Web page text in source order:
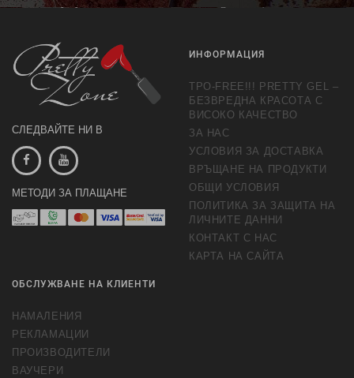
обработка на маркетингови предложения. Повече информация
СЛЕДВАЙТЕ НИ В
МЕТОДИ ЗА ПЛАЩАНЕ
ИНФОРМАЦИЯ
TPO-FREE!!! PRETTY GEL –
БЕЗВРЕДНА КРАСОТА С
ВИСОКО КАЧЕСТВО
ЗА НАС
УСЛОВИЯ ЗА ДОСТАВКА
ВРЪЩАНЕ НА ПРОДУКТИ
ОБЩИ УСЛОВИЯ
ПОЛИТИКА ЗА ЗАЩИТА НА
ЛИЧНИТЕ ДАННИ
КОНТАКТ С НАС
КАРТА НА САЙТА
ОБСЛУЖВАНЕ НА КЛИЕНТИ
НАМАЛЕНИЯ
РЕКЛАМАЦИИ
ПРОИЗВОДИТЕЛИ
ВАУЧЕРИ